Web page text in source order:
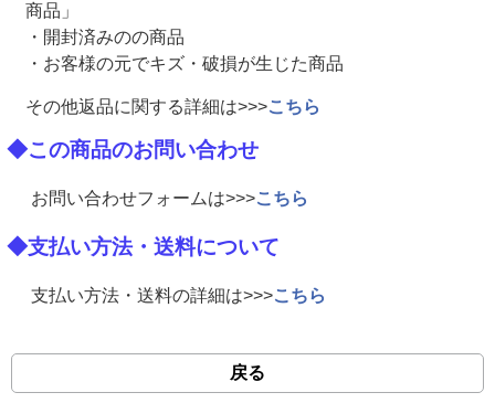
商品」
・開封済みのの商品
・お客様の元でキズ・破損が生じた商品
その他返品に関する詳細は>>>こちら
◆この商品のお問い合わせ
お問い合わせフォームは>>>こちら
◆支払い方法・送料について
支払い方法・送料の詳細は>>>こちら
戻る